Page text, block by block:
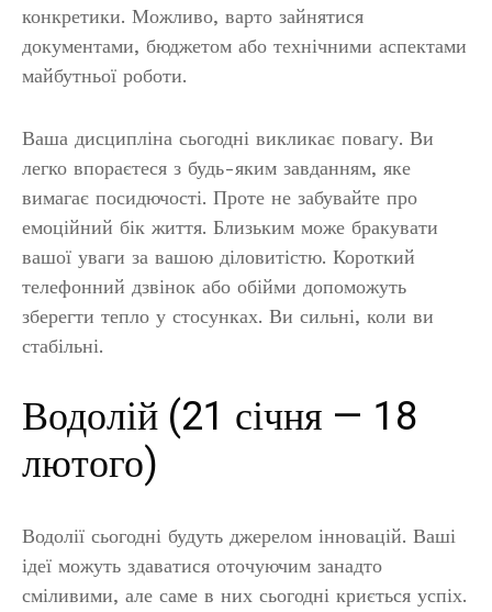
конкретики. Можливо, варто зайнятися
документами, бюджетом або технічними аспектами
майбутньої роботи.
Ваша дисципліна сьогодні викликає повагу. Ви
легко впораєтеся з будь-яким завданням, яке
вимагає посидючості. Проте не забувайте про
емоційний бік життя. Близьким може бракувати
вашої уваги за вашою діловитістю. Короткий
телефонний дзвінок або обійми допоможуть
зберегти тепло у стосунках. Ви сильні, коли ви
стабільні.
Водолій (21 січня — 18
лютого)
Водолії сьогодні будуть джерелом інновацій. Ваші
ідеї можуть здаватися оточуючим занадто
сміливими, але саме в них сьогодні криється успіх.